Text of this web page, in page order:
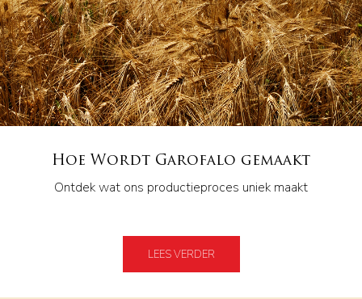
Hoe Wordt Garofalo gemaakt
Ontdek wat ons productieproces uniek maakt
LEES VERDER